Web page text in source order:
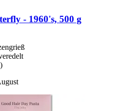
-​ 1960's, 500 g